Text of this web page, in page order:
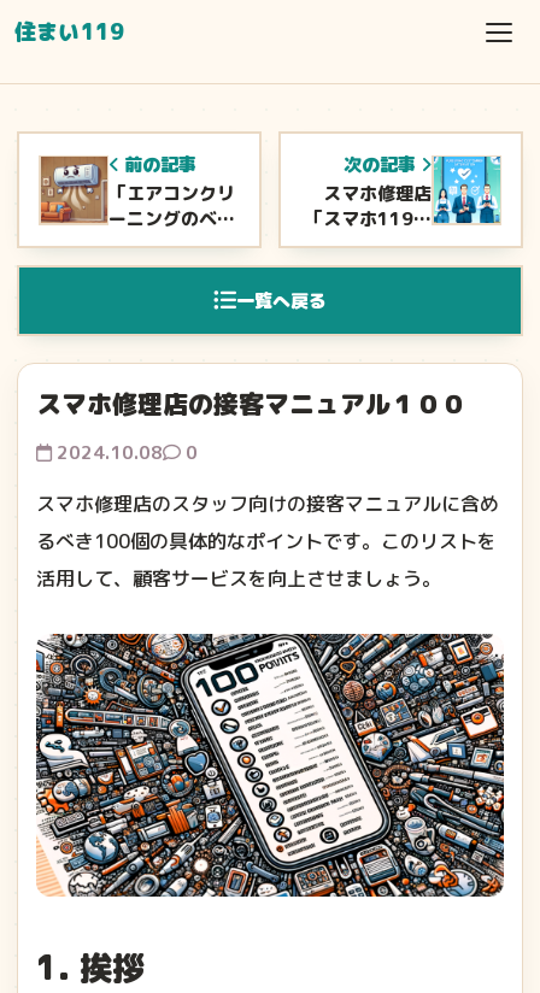
住まい119
前の記事
「エアコンクリ
ーニングのベス
トシーズンは
10月」
一覧へ戻る
次の記事
スマホ修理店
「スマホ119」
の店長心得
スマホ修理店の接客マニュアル１００
2024.10.08 0
スマホ修理店のスタッフ向けの接客マニュアルに含め
るべき100個の具体的なポイントです。このリストを
活用して、顧客サービスを向上させましょう。
1. 挨拶